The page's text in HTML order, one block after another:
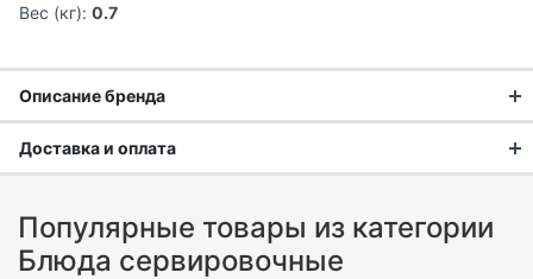
Вес (кг): 0.7
Описание бренда
Доставка и оплата
Доставка в Москве и области
Популярные товары из категории
Блюда сервировочные